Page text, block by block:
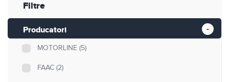
Filtre
Producatori
MOTORLINE (5)
FAAC (2)